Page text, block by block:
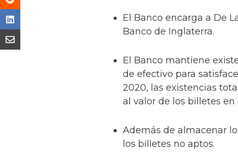
El Banco encarga a De
Banco de Inglaterra.
El Banco mantiene
de efectivo para
2020, las existencias
al valor de los billetes
Además de almacenar
los billetes no aptos.